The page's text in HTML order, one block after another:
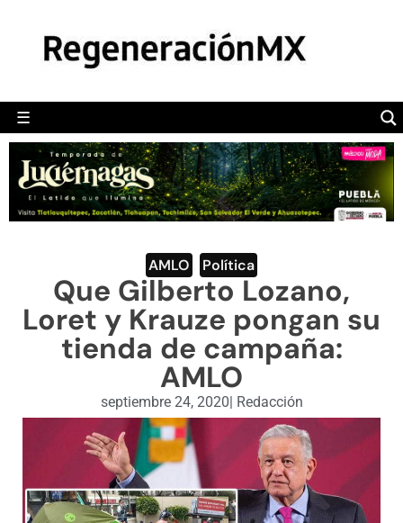
☰
POLÍTICA
CAMALEÓN
OPINIÓN
DEPORTES
ENGLISH SECTION
VIDEOS
AMLO Política
Que Gilberto Lozano,
Loret y Krauze pongan su
tienda de campaña:
AMLO
septiembre 24, 2020| Redacción